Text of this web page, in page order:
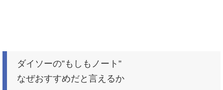
ダイソーの”もしもノート”
なぜおすすめだと言えるか